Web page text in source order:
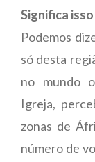
Significa
Podemos
só desta
no mundo
Igreja,
zonas de
número de